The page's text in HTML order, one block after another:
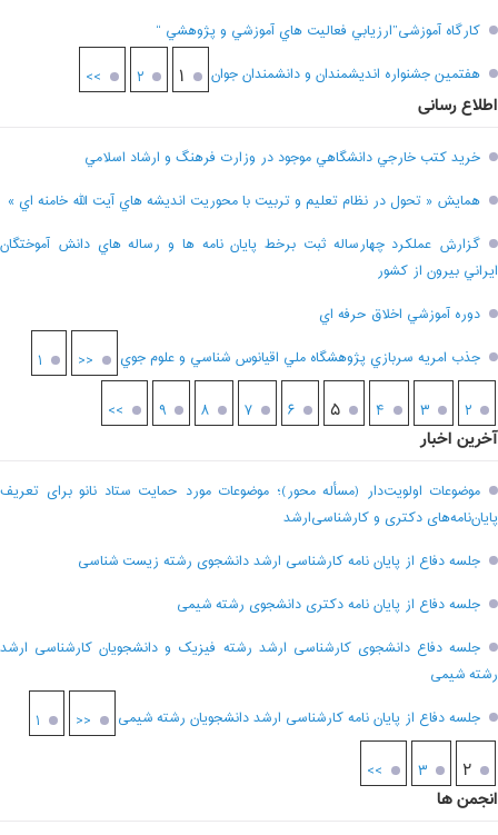
کارگاه آموزشی”ارزيابي فعاليت هاي آموزشي و پژوهشي “
هفتمين جشنواره انديشمندان و دانشمندان جوان
۱ ۲ >>
اطلاع رسانی
خريد کتب خارجي دانشگاهي موجود در وزارت فرهنگ و ارشاد اسلامي
همايش « تحول در نظام تعليم و تربيت با محوريت انديشه هاي آيت الله خامنه اي »
گزارش عملکرد چهارساله ثبت برخط پايان نامه ها و رساله هاي دانش آموختگان
ايراني بيرون از کشور
دوره آموزشي اخلاق حرفه اي
جذب امريه سربازي پژوهشگاه ملي اقيانوس شناسي و علوم جوي
<< ۱
۲ ۳ ۴ ۵ ۶ ۷ ۸ ۹ >>
آخرین اخبار
موضوعات اولویت‌دار (مسأله محور)؛ موضوعات مورد حمایت ستاد نانو برای تعریف
پایان‌نامه‌های دکتری و کارشناسی‌ارشد
جلسه دفاع از پایان نامه کارشناسی ارشد دانشجوی رشته زیست شناسی
جلسه دفاع از پایان نامه دکتری دانشجوی رشته شیمی
جلسه دفاع دانشجوی کارشناسی ارشد رشته فیزیک و دانشجویان کارشناسی ارشد
رشته شیمی
جلسه دفاع از پایان نامه کارشناسی ارشد دانشجویان رشته شیمی
<< ۱
۲ ۳ >>
انجمن ها